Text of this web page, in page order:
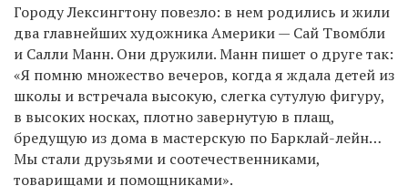
Городу Лексингтону повезло: в нем родились и жили
два главнейших художника Америки — Сай Твомбли
и Салли Манн. Они дружили. Манн пишет о друге так:
«Я помню множество вечеров, когда я ждала детей из
школы и встречала высокую, слегка сутулую фигуру,
в высоких носках, плотно завернутую в плащ,
бредущую из дома в мастерскую по Барклай-лейн…
Мы стали друзьями и соотечественниками,
товарищами и помощниками».